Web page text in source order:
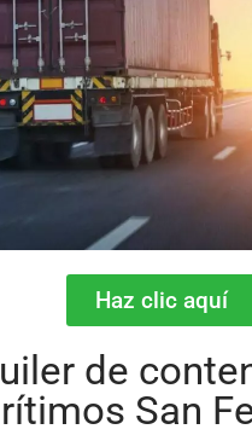
Haz clic aquí
de
San